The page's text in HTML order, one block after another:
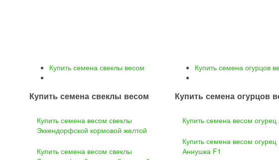
Купить семена свеклы весом
Купить семена свеклы весом
Купить семена весом свеклы
Эккендорфской кормовой желтой
Купить семена весом свеклы
Купить семена огурцов
Купить семена огурцов
Купить семена весом огурец
Купить семена весом огурец
Аннушка F1